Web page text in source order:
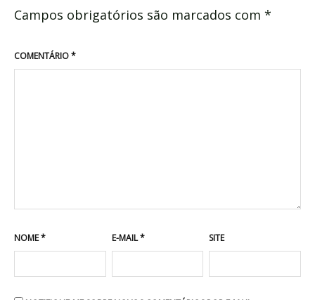
Campos obrigatórios são marcados com *
COMENTÁRIO*
NOME* E-MAIL* SITE